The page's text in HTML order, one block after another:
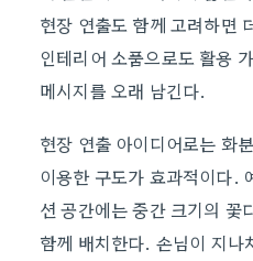
현장 연출도 함께 고려하면
인테리어 소품으로도 활용
메시지를 오래 남긴다.
현장 연출 아이디어로는 화
이용한 구도가 효과적이다.
션 공간에는 중간 크기의 꽃
함께 배치한다. 손님이 지나